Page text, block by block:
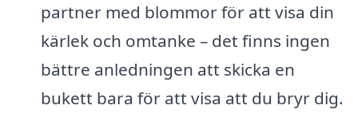
partner med blommor för att visa din
kärlek och omtanke – det finns ingen
bättre anledningen att skicka en
bukett bara för att visa att du bryr dig.